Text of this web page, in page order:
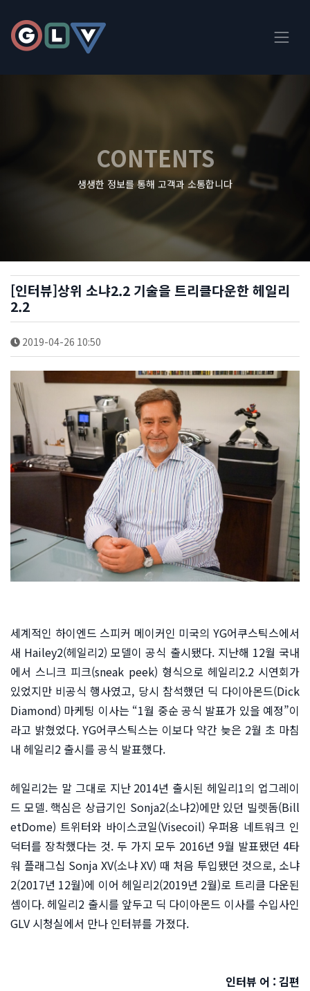
CONTENTS
생생한 정보를 통해 고객과 소통합니다
[인터뷰]상위 소냐2.2 기술을 트리클다운한 헤일리
2.2
2019-04-26 10:50
세계적인 하이엔드 스피커 메이커인 미국의 YG어쿠스틱스에서
새 Hailey2(헤일리2) 모델이 공식 출시됐다. 지난해 12월 국내
에서 스니크 피크(sneak peek) 형식으로 헤일리2.2 시연회가
있었지만 비공식 행사였고, 당시 참석했던 딕 다이아몬드(Dick
Diamond) 마케팅 이사는 “1월 중순 공식 발표가 있을 예정”이
라고 밝혔었다. YG어쿠스틱스는 이보다 약간 늦은 2월 초 마침
내 헤일리2 출시를 공식 발표했다.
헤일리2는 말 그대로 지난 2014년 출시된 헤일리1의 업그레이
드 모델. 핵심은 상급기인 Sonja2(소냐2)에만 있던 빌렛돔(Bill
etDome) 트위터와 바이스코일(Visecoil) 우퍼용 네트워크 인
덕터를 장착했다는 것. 두 가지 모두 2016년 9월 발표됐던 4타
워 플래그십 Sonja XV(소냐 XV) 때 처음 투입됐던 것으로, 소냐
2(2017년 12월)에 이어 헤일리2(2019년 2월)로 트리클 다운된
셈이다. 헤일리2 출시를 앞두고 딕 다이아몬드 이사를 수입사인
GLV 시청실에서 만나 인터뷰를 가졌다.
인터뷰 어 : 김편